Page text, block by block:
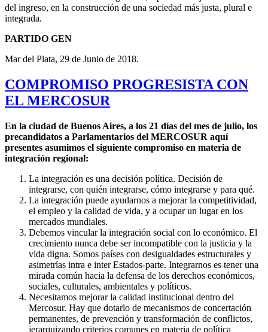
del ingreso, en la construcción de una sociedad más justa, plural e
integrada.
PARTIDO GEN
Mar del Plata, 29 de Junio de 2018.
COMPROMISO PROGRESISTA CON
EL MERCOSUR
En la ciudad de Buenos Aires, a los 21 días del mes de julio, los
precandidatos a Parlamentarios del MERCOSUR aquí
presentes asumimos el siguiente compromiso en materia de
integración regional:
La integración es una decisión política. Decisión de
integrarse, con quién integrarse, cómo integrarse y para qué.
La integración puede ayudarnos a mejorar la competitividad,
el empleo y la calidad de vida, y a ocupar un lugar en los
mercados mundiales.
Debemos vincular la integración social con lo económico. El
crecimiento nunca debe ser incompatible con la justicia y la
vida digna. Somos países con desigualdades estructurales y
asimetrías intra e inter Estados-parte. Integrarnos es tener una
mirada común hacia la defensa de los derechos económicos,
sociales, culturales, ambientales y políticos.
Necesitamos mejorar la calidad institucional dentro del
Mercosur. Hay que dotarlo de mecanismos de concertación
permanentes, de prevención y transformación de conflictos,
jerarquizando criterios comunes en materia de política